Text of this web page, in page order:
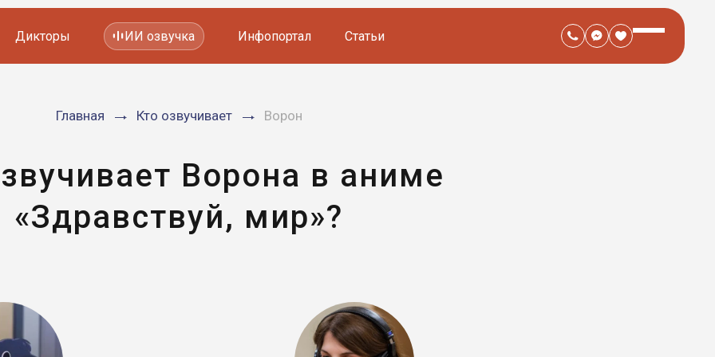
Мультфильмов
Дикторы ИИ озвучка Инфопортал Статьи
Главная Кто озвучивает Ворон
Ворона в аниме
«Здравствуй, мир»?